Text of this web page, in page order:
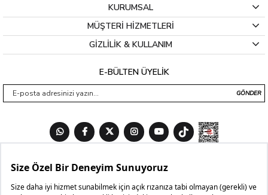
KURUMSAL
MÜŞTERİ HİZMETLERİ
GİZLİLİK & KULLANIM
E-BÜLTEN ÜYELİK
GÖNDER